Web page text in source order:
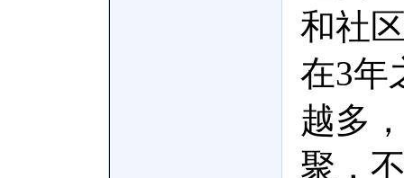
和社
在3年
越多
聚，